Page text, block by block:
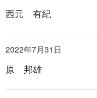
西元 有紀
2022年7月31日
原 邦雄